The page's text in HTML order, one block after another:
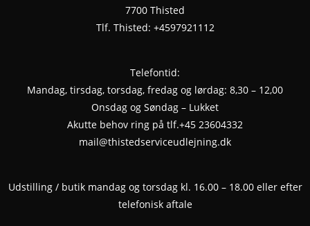
7700 Thisted
Tlf. Thisted: +4597921112
Telefontid:
Mandag, tirsdag, torsdag, fredag og lørdag: 8,30 – 12,00
Onsdag og Søndag – Lukket
Akutte behov ring på tlf.+45 23604332
mail@thistedserviceudlejning.dk
Udstilling / butik mandag og torsdag kl. 16.00 – 18.00 eller efter
telefonisk aftale